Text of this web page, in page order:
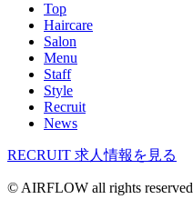
Top
Haircare
Salon
Menu
Staff
Style
Recruit
News
RECRUIT 求人情報を見る
© AIRFLOW all rights reserved